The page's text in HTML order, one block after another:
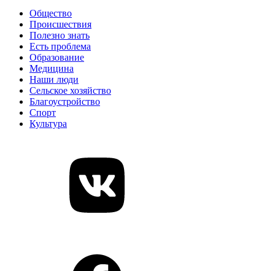
Общество
Происшествия
Полезно знать
Есть проблема
Образование
Медицина
Наши люди
Сельское хозяйство
Благоустройство
Спорт
Культура